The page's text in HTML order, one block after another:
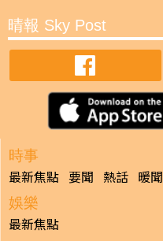
晴報 Sky Post
時事
最新焦點 要聞 熱話 暖聞
娛樂
最新焦點